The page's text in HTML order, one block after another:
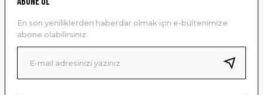
Ürün bilgilerinde hatalar bulunuyor.
Ürün fiyatı diğer sitelerden daha pahalı.
Bu ürüne benzer farklı alternatifler olmalı.
En son yeniliklerden haberdar olmak için e-bültenimize
abone olabilirsiniz.